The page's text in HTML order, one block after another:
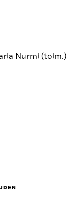
Nurmi (toim.)